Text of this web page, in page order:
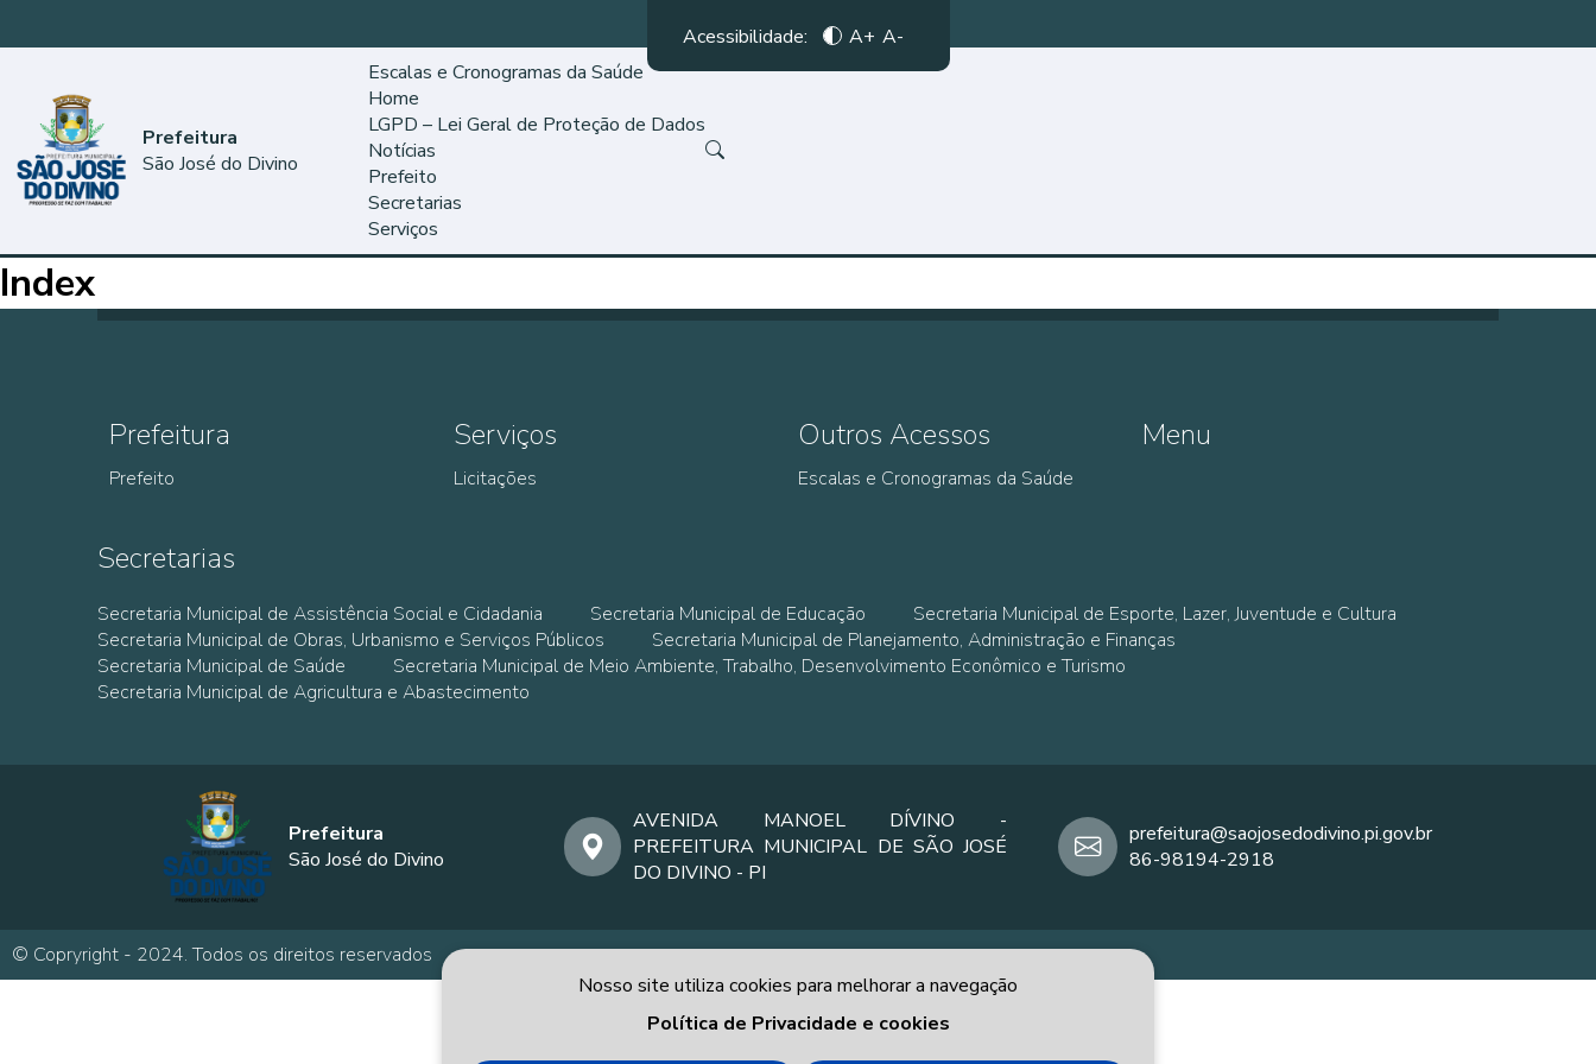
Acessibilidade: A+ A-
Prefeitura
São José do Divino
Escalas e Cronogramas da Saúde
Home
LGPD – Lei Geral de Proteção de Dados
Notícias
Prefeito
Secretarias
Serviços
Index
Prefeitura
Prefeito
Serviços
Licitações
Outros Acessos
Escalas e Cronogramas da Saúde
Menu
Secretarias
Secretaria Municipal de Assistência Social e Cidadania Secretaria Municipal de Educação
Secretaria Municipal de Esporte, Lazer, Juventude e Cultura
Secretaria Municipal de Obras, Urbanismo e Serviços Públicos
Secretaria Municipal de Planejamento, Administração e Finanças
Secretaria Municipal de Saúde
Secretaria Municipal de Meio Ambiente, Trabalho, Desenvolvimento Econômico e Turismo
Secretaria Municipal de Agricultura e Abastecimento
Prefeitura
São José do Divino
AVENIDA MANOEL DÍVINO -
PREFEITURA MUNICIPAL DE SÃO JOSÉ
DO DIVINO - PI
prefeitura@saojosedodivino.pi.gov.br
86-98194-2918
© Copryright - 2024. Todos os direitos reservados
Nosso site utiliza cookies para melhorar a navegação
Política de Privacidade e cookies